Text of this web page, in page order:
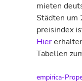
mieten
Städten um
preisindex
Hier
Tabellen
empirica-